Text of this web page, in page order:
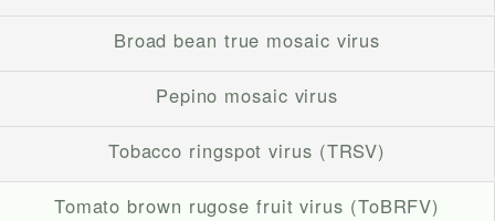
Broad bean true mosaic virus
Pepino mosaic virus
Tobacco ringspot virus (TRSV)
Tomato brown rugose fruit virus (ToBRFV)